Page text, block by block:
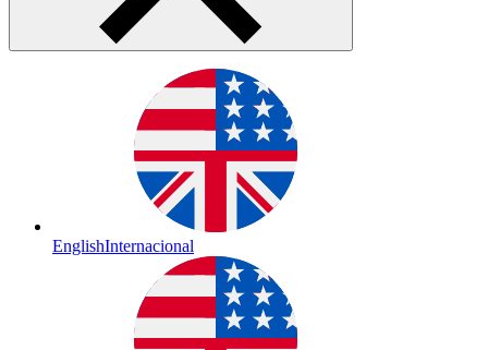
EnglishInternacional